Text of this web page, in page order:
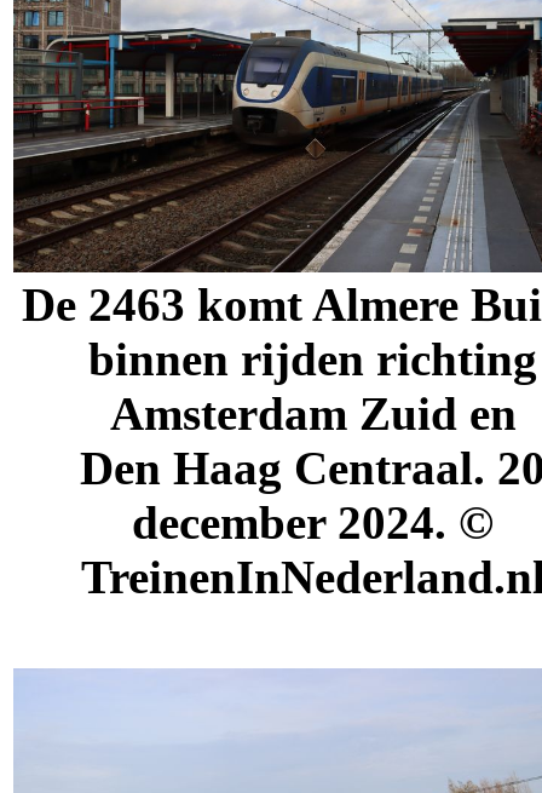
De 2463 komt Almere
binnen rijden richting
Amsterdam Zuid en
Den Haag Centraal.
december 2024. ©